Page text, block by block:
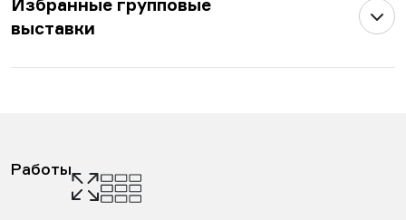
Избранные групповые
выставки
Работы